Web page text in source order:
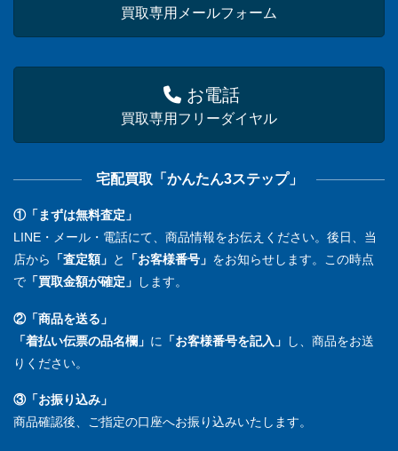
買取専用メールフォーム
お電話
買取専用フリーダイヤル
宅配買取「かんたん3ステップ」
①「まずは無料査定」
LINE・メール・電話にて、商品情報をお伝えください。後日、当
店から
「査定額」 と 「お客様番号」 をお知らせします。この時点
で 「買取金額が確定」 します。
②「商品を送る」
「着払い伝票の品名欄」 に 「お客様番号を記入」
し、商品をお送
りください。
③「お振り込み」
商品確認後、ご指定の口座へお振り込みいたします。